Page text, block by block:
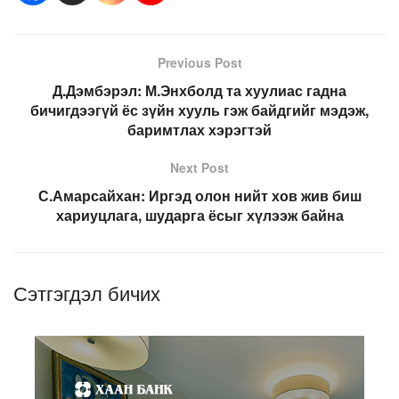
Previous Post
Д.Дэмбэрэл: М.Энхболд та хуулиас гадна
бичигдээгүй ёс зүйн хууль гэж байдгийг мэдэж,
баримтлах хэрэгтэй
Next Post
С.Амарсайхан: Иргэд олон нийт хов жив биш
хариуцлага, шударга ёсыг хүлээж байна
Сэтгэгдэл бичих